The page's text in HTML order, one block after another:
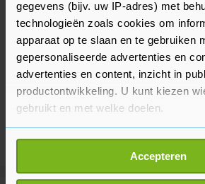
gegevens (bijv. uw IP-adres) met
technologieën zoals cookies om
apparaat op te slaan en te gebruiken
gepersonaliseerde advertenties en
advertenties en content, inzicht in
productontwikkeling. U kunt kiezen
gebruikt en met welke doelen.
Als u het toestaat, willen we ook
Informatie verzamelen over
locatie, die tot een paar meter
Accepteren